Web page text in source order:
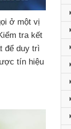
ở một vị
tra kết
để duy trì
tín hiệu